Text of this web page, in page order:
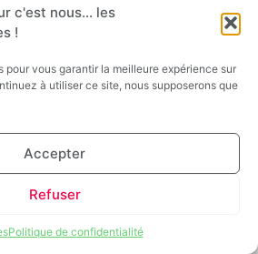
c'est nous... les
!
pour vous garantir la meilleure expérience sur
à utiliser ce site, nous supposerons que
Accepter
Refuser
Politique de confidentialité
osseuses des animaux
des animaux par des
Quand on a un chien ou un chat, il